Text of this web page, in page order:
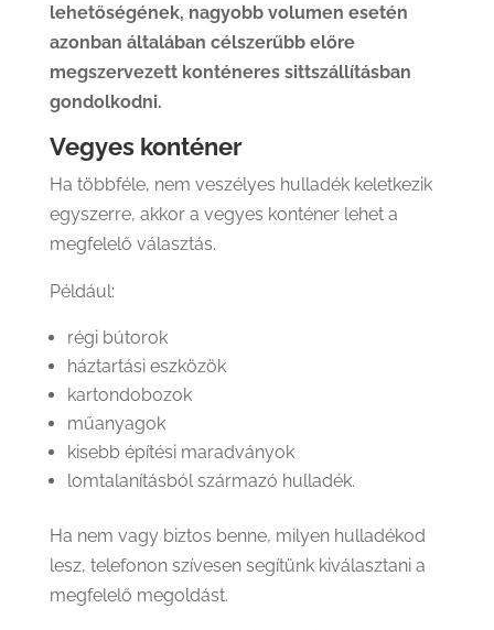
lehetőségének, nagyobb volumen esetén
azonban általában célszerűbb előre
megszervezett konténeres sittszállításban
gondolkodni.
Vegyes konténer
Ha többféle, nem veszélyes hulladék keletkezik
egyszerre, akkor a vegyes konténer lehet a
megfelelő választás.
Például:
régi bútorok
háztartási eszközök
kartondobozok
műanyagok
kisebb építési maradványok
lomtalanításból származó hulladék.
Ha nem vagy biztos benne, milyen hulladékod
lesz, telefonon szívesen segítünk kiválasztani a
megfelelő megoldást.